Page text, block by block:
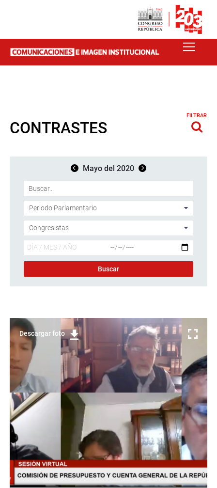
CONTRASTES
FILTRAR
Mayo del 2020
Descargar foto